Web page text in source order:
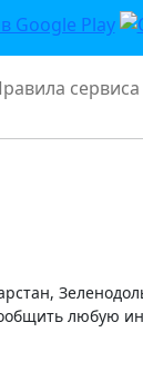
сервиса
любую